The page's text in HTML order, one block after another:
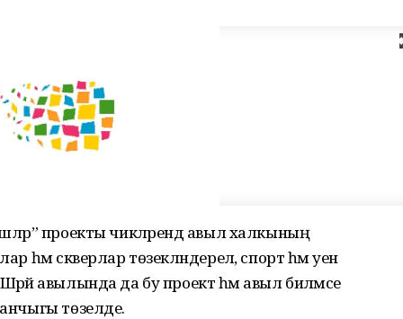
проекты чикләрендә авыл халкының
һәм скверлар төзекләндерелә, спорт һәм уен
авылында да бу проект һәм авыл биләмәсе
төзелде.